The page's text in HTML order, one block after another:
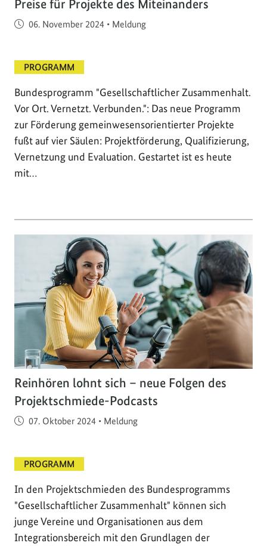
Preise für Projekte des Miteinanders
Veröffentlicht am
06. November 2024 • Meldung
PROGRAMM
Bundesprogramm "Gesellschaftlicher Zusammenhalt.
Vor Ort. Vernetzt. Verbunden.": Das neue Programm
zur Förderung gemeinwesensorientierter Projekte
fußt auf vier Säulen: Projektförderung, Qualifizierung,
Vernetzung und Evaluation. Gestartet ist es heute
mit…
Reinhören lohnt sich – neue Folgen des
Projektschmiede-Podcasts
Veröffentlicht am
07. Oktober 2024 • Meldung
PROGRAMM
In den Projektschmieden des Bundesprogramms
"Gesellschaftlicher Zusammenhalt" können sich
junge Vereine und Organisationen aus dem
Integrationsbereich mit den Grundlagen der